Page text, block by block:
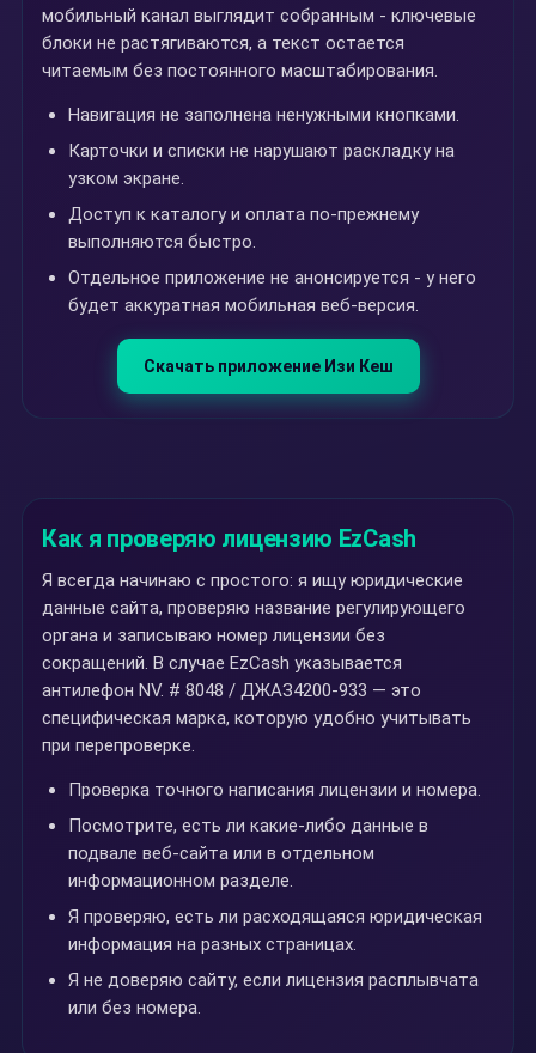
мобильный канал выглядит собранным - ключевые
блоки не растягиваются, а текст остается
читаемым без постоянного масштабирования.
Навигация не заполнена ненужными кнопками.
Карточки и списки не нарушают раскладку на
узком экране.
Доступ к каталогу и оплата по-прежнему
выполняются быстро.
Отдельное приложение не анонсируется - у него
будет аккуратная мобильная веб-версия.
Скачать приложение Изи Кеш
Как я проверяю лицензию EzCash
Я всегда начинаю с простого: я ищу юридические
данные сайта, проверяю название регулирующего
органа и записываю номер лицензии без
сокращений. В случае EzCash указывается
антилефон NV. # 8048 / ДЖАЗ4200-933 — это
специфическая марка, которую удобно учитывать
при перепроверке.
Проверка точного написания лицензии и номера.
Посмотрите, есть ли какие-либо данные в
подвале веб-сайта или в отдельном
информационном разделе.
Я проверяю, есть ли расходящаяся юридическая
информация на разных страницах.
Я не доверяю сайту, если лицензия расплывчата
или без номера.